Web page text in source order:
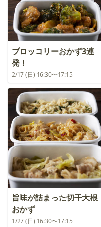
ブロッコリーおかず3連
発！
2/17 (日) 16:30〜17:15
旨味が詰まった切干大根
おかず
1/27 (日) 16:30〜17:15